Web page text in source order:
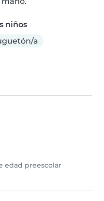
niños
a
edad preescolar